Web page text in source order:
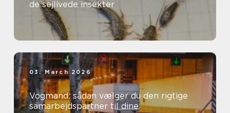
de sejlivede insekter
03. March 2026
Vogmand: sådan vælger du den rigtige
samarbejdspartner til dine